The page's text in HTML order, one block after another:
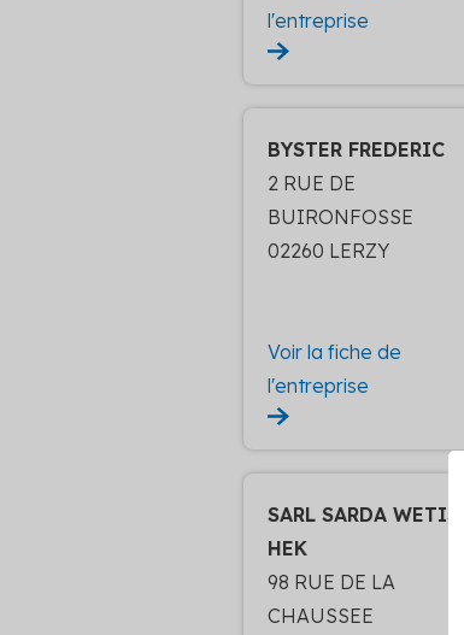
l'entreprise
BYSTER FREDERIC
2 RUE DE
BUIRONFOSSE
02260 LERZY
Voir la fiche de
l'entreprise
SARL SARDA WETISC
HEK
98 RUE DE LA
CHAUSSEE